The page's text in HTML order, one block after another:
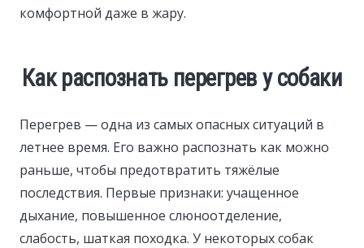
комфортной даже в жару.
Как распознать перегрев у собаки
Перегрев — одна из самых опасных ситуаций в
летнее время. Его важно распознать как можно
раньше, чтобы предотвратить тяжёлые
последствия. Первые признаки: учащенное
дыхание, повышенное слюноотделение,
слабость, шаткая походка. У некоторых собак